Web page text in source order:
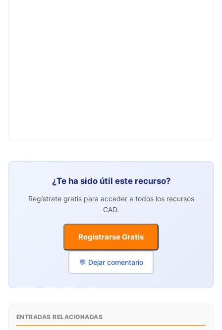
¿Te ha sido útil este recurso?
Regístrate gratis para acceder a todos los recursos
CAD.
Registrarse Gratis
💬 Dejar comentario
ENTRADAS RELACIONADAS